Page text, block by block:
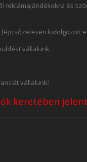
reklámajándékokra és
kidolgozott
vállalunk.
vállalunk!
keretében